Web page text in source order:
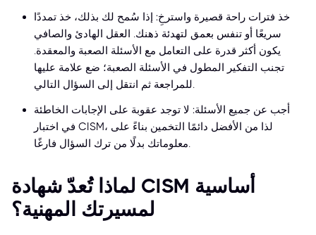
خذ فترات راحة قصيرة واسترخِ: إذا سُمح لك بذلك، خذ تمددًا
سريعًا أو تنفس بعمق لتهدئة ذهنك. العقل الهادئ والصافي
يكون أكثر قدرة على التعامل مع الأسئلة الصعبة والمعقدة.
تجنب التفكير المطول في الأسئلة الصعبة؛ ضع علامة عليها
للمراجعة ثم انتقل إلى السؤال التالي.
أجب عن جميع الأسئلة: لا توجد عقوبة على الإجابات الخاطئة
في اختبار CISM، لذا من الأفضل دائمًا التخمين بناءً على
معلوماتك بدلًا من ترك السؤال فارغًا.
لماذا تُعدّ شهادة CISM أساسية
لمسيرتك المهنية؟